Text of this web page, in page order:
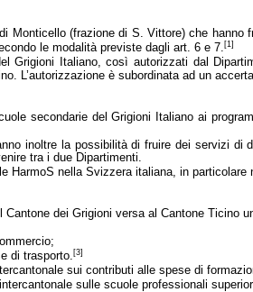
Monticello (frazione di S. Vittore) che
le modalità previste dagli art. 6 e 7. [1]
Italiano, così autorizzati dal
L’autorizzazione è subordinata ad un
secondarie del Grigioni Italiano ai
inoltre la possibilità di fruire dei servizi di
tra i due Dipartimenti.
HarmoS nella Svizzera italiana, in
dei Grigioni versa al Cantone Ticino
di trasporto.[3]
sui contributi alle spese di
sulle scuole professionali